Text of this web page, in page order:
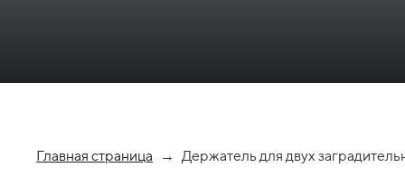
Главная страница → Держатель для двух